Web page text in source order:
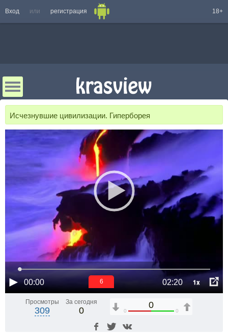
Вход или регистрация 18+
Исчезнувшие цивилизации. Гиперборея
00:00 02:20 1x
6
Просмотры
309
За сегодня
0
0
0 0